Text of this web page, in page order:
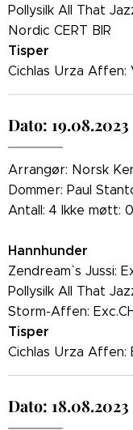
Pollysilk All That
Nordic CERT BIR
Tisper
Cichlas Urza Affen:
Dato: 19.08.2023
Arrangør: Norsk
Dommer: Paul
Antall: 4 Ikke møtt: 0
Hannhunder
Zendream` s Jussi:
Pollysilk All That
Storm-Affen:
Tisper
Cichlas Urza Affen:
Dato: 18.08.2023